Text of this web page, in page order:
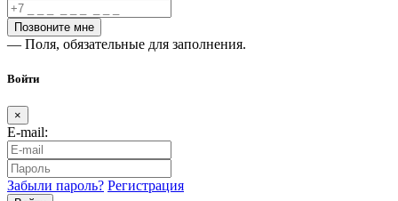
— Поля, обязательные для заполнения.
Войти
×
E-mail:
Забыли пароль? Регистрация